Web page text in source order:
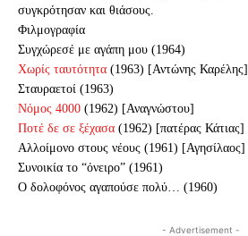
συγκρότησαν και θιάσους.
Φιλμογραφία
Συγχώρεσέ με αγάπη μου (1964)
Χωρίς ταυτότητα (1963) [Αντώνης Καρέλης]
Σταυραετοί (1963)
Νόμος 4000 (1962) [Αναγνώστου]
Ποτέ δε σε ξέχασα (1962) [πατέρας Κάτιας]
Αλλοίμονο στους νέους (1961) [Αγησίλαος]
Συνοικία το “όνειρο” (1961)
Ο δολοφόνος αγαπούσε πολύ… (1960)
- Advertisement -